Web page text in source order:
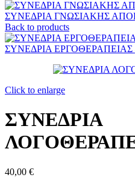
ΣΥΝΕΔΡΙΑ ΓΝΩΣΙΑΚΗΣ
Back to products
ΣΥΝΕΔΡΙΑ ΕΡΓΟΘΕΡΑΠΕΙΑΣ
Click to enlarge
ΣΥΝΕΔΡΙΑ
40,00 €